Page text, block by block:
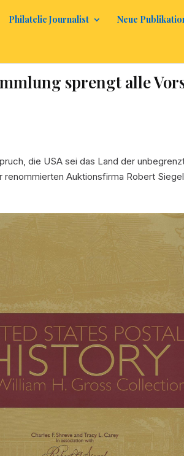
Philatelic Journalist Neue
sprengt alle
die USA sei das Land der
Auktionsfirma Robert